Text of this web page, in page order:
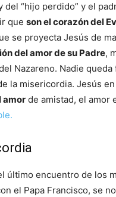
del “hijo perdido” y el
que son el corazón del
se proyecta Jesús de
del amor de su Padre,
Nazareno. Nadie queda
la misericordia. Jesús
amor de amistad, el amor
último encuentro de los
el Papa Francisco, se